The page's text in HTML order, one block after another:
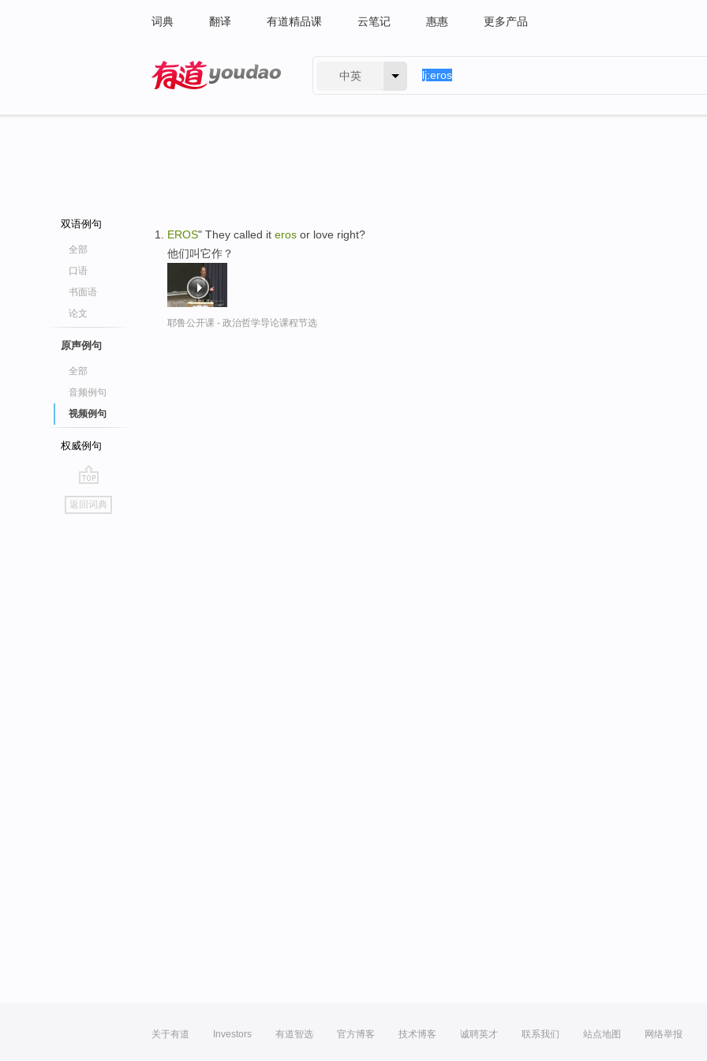
词典 翻译 有道精品课 云笔记 惠惠 更多产品
中英
双语例句
全部
口语
书面语
论文
原声例句
全部
音频例句
视频例句
权威例句
go
top
返回词典
EROS" They called it eros or love right?
他们叫它作？
耶鲁公开课 - 政治哲学导论课程节选
关于有道 Investors 有道智选 官方博客 技术博客 诚聘英才 联系我们 站点地图 网络举报